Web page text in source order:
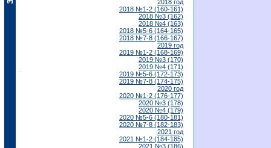
2018 год
2018 №1-2 (160-161)
2018 №3 (162)
2018 №4 (163)
2018 №5-6 (164-165)
2018 №7-8 (166-167)
2019 год
2019 №1-2 (168-169)
2019 №3 (170)
2019 №4 (171)
2019 №5-6 (172-173)
2019 №7-8 (174-175)
2020 год
2020 №1-2 (176-177)
2020 №3 (178)
2020 №4 (179)
2020 №5-6 (180-181)
2020 №7-8 (182-183)
2021 год
2021 №1-2 (184-185)
2021 №3 (186)